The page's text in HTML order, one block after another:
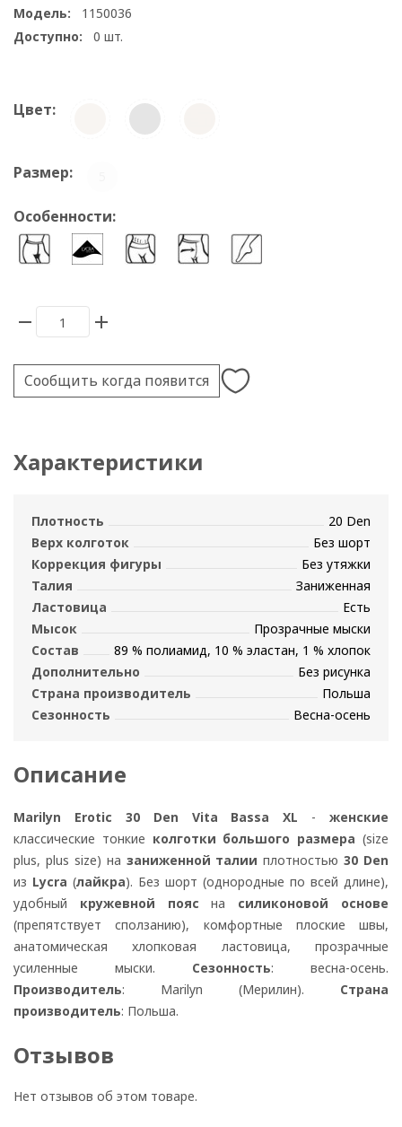
Модель:
1150036
Доступно:
0 шт.
Цвет:
Размер:
Особенности:
Сообщить когда появится
Характеристики
Плотность
20 Den
Верх колготок
Без шорт
Коррекция фигуры
Без утяжки
Талия
Заниженная
Ластовица
Есть
Мысок
Прозрачные мыски
Состав
89 % полиамид, 10 % эластан, 1 % хлопок
Дополнительно
Без рисунка
Страна производитель
Польша
Сезонность
Весна-осень
Описание
Marilyn Erotic 30 Den Vita Bassa XL - женские
классические тонкие колготки большого размера (size
plus, plus size) на заниженной талии плотностью30 Den
из Lycra (лайкра). Без шорт (однородные по всей длине),
удобный кружевной поясна силиконовой основе
(препятствует сползанию), комфортные плоские швы,
анатомическая хлопковая ластовица, прозрачные
усиленные мыски. Сезонность: весна-осень.
Производитель: Marilyn (Мерилин). Страна
производитель: Польша.
Отзывов
Нет отзывов об этом товаре.